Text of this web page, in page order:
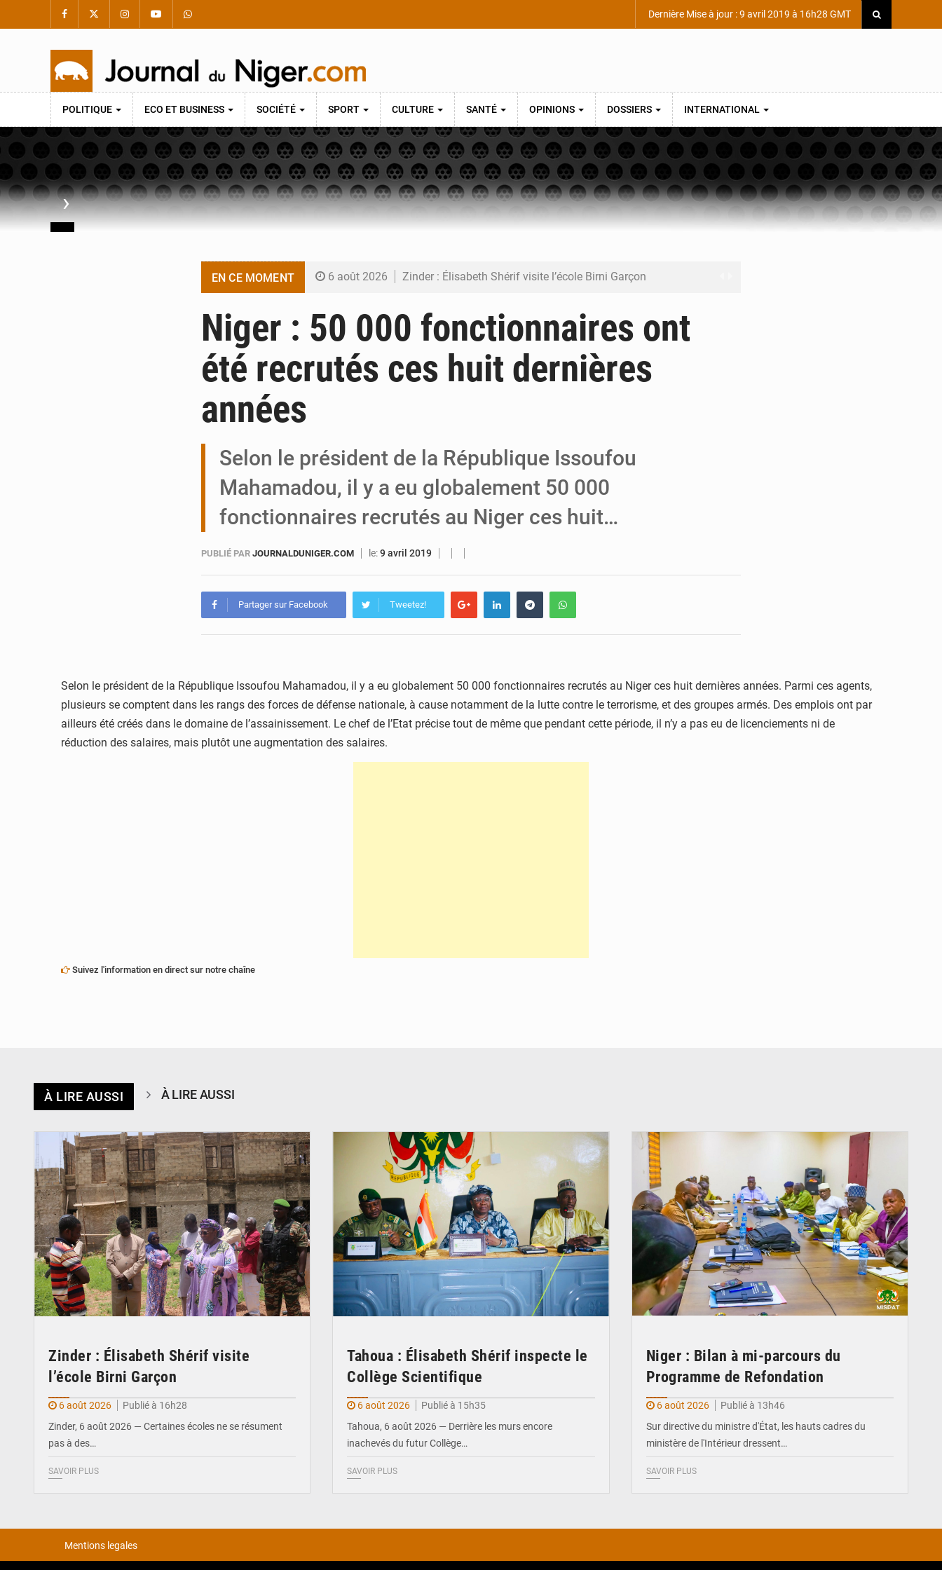
Dernière Mise à jour : 9 avril 2019 à 16h28 GMT
POLITIQUE ECO ET BUSINESS SOCIÉTÉ SPORT CULTURE SANTÉ OPINIONS DOSSIERS INTERNATIONAL
›
EN CE MOMENT 6 août 2026 Zinder : Élisabeth Shérif visite l’école Birni Garçon
6 août 2026 Niger : Bilan à mi-parcours du Programme de Refondation
6 août 2026 Chasse aux gabegies à Niamey : 74 milliards de FCFA recouvrés par la COLDEFF
Niger : 50 000 fonctionnaires ont
été recrutés ces huit dernières
années
Selon le président de la République Issoufou
Mahamadou, il y a eu globalement 50 000
fonctionnaires recrutés au Niger ces huit…
PUBLIÉ PAR JOURNALDUNIGER.COM le:9 avril 2019
Partager sur Facebook Tweetez!
Selon le président de la République Issoufou Mahamadou, il y a eu globalement 50 000 fonctionnaires recrutés au Niger ces huit dernières années. Parmi ces agents,
plusieurs se comptent dans les rangs des forces de défense nationale, à cause notamment de la lutte contre le terrorisme, et des groupes armés. Des emplois ont par
ailleurs été créés dans le domaine de l’assainissement. Le chef de l’Etat précise tout de même que pendant cette période, il n’y a pas eu de licenciements ni de
réduction des salaires, mais plutôt une augmentation des salaires.
Suivez l'information en direct sur notre chaîne
À LIRE AUSSI À LIRE AUSSI
Zinder : Élisabeth Shérif visite
l’école Birni Garçon
6 août 2026
Publié à 16h28
Zinder, 6 août 2026 — Certaines écoles ne se résument
pas à des…
SAVOIR PLUS
Tahoua : Élisabeth Shérif inspecte le
Collège Scientifique
6 août 2026
Publié à 15h35
Tahoua, 6 août 2026 — Derrière les murs encore
inachevés du futur Collège…
SAVOIR PLUS
Niger : Bilan à mi-parcours du
Programme de Refondation
6 août 2026
Publié à 13h46
Sur directive du ministre d'État, les hauts cadres du
ministère de l'Intérieur dressent…
SAVOIR PLUS
Mentions legales